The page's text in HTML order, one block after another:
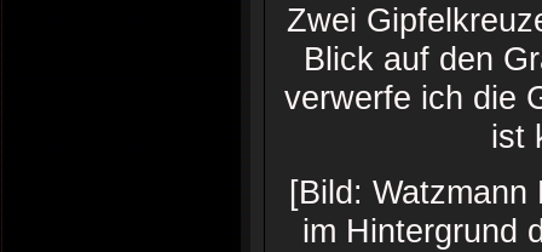
Zwei
Blick auf den
verwerfe ich die
ist
[Bild:
im Hintergrund